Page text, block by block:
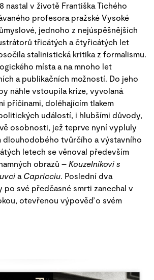
nastal v životě Františka Tichého
profesora pražské Vysoké
jednoho z nejúspěšnějších
třicátých a čtyřicátých let
stalinistická kritika z formalismu.
místa a na mnoho let
a publikačních možností. Do jeho
náhle vstoupila krize, vyvolaná
příčinami, doléhajícím tlakem
událostí, i hlubšími důvody,
osobnosti, jež teprve nyní vypluly
dlouhodobého tvůrčího a výstavního
letech se věnoval především
obrazů – Kouzelníkovi s
a Capricciu. Poslední dva
po své předčasné smrti zanechal v
otevřenou výpověď o svém